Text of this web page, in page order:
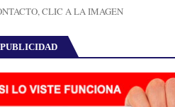
CLIC A LA IMAGEN
PUBLICIDAD